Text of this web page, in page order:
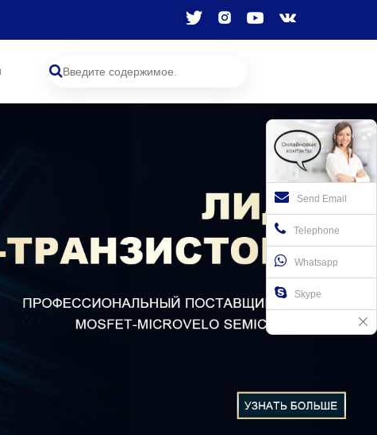
Send Email
Telephone
Whatsapp
Skype